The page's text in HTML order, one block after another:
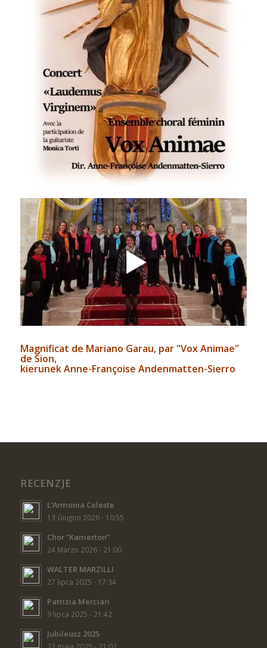
Magnificat de Mariano Garau, par "Vox Animae"
de Sion,
kierunek Anne-Françoise Andenmatten-Sierro
RECENZJE
L’Armonia Celeste
13 Giugno 2026 - 10:55
Chor “Kamerton”
24 Marzo 2026 - 21:00
WALTER MARZILLI
27 lipca 2025 - 17:34
Patrizia Merciari
9 lipca 2025 - 21:42
Jubileusz 2025
23 maja 2025 - 21:02